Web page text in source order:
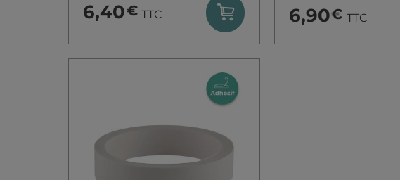
6,40€ TTC 6,90€ TTC